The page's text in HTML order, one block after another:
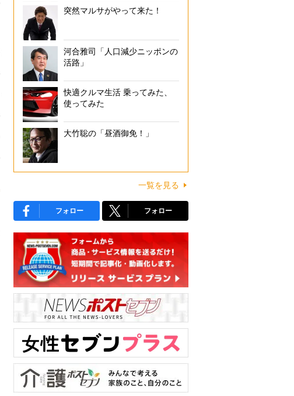
突然マルサがやって来た！
河合雅司「人口減少ニッポンの
活路」
快適クルマ生活 乗ってみた、
使ってみた
大竹聡の「昼酒御免！」
一覧を見る
フォロー フォロー